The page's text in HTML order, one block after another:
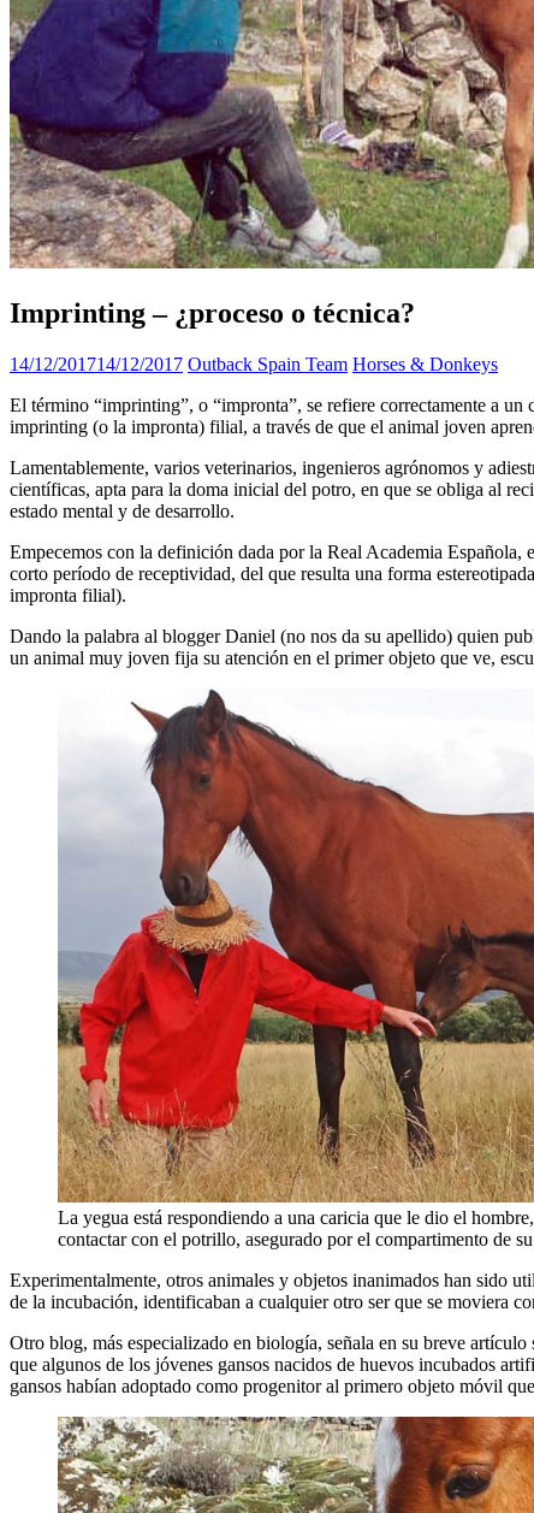
Imprinting – ¿proceso o técnica?
14/12/201714/12/2017 Outback Spain Team Horses & Donkeys
El término “imprinting”, o “impronta”, se refiere correctamente a
imprinting (o la impronta) filial, a través de que el animal joven
Lamentablemente, varios veterinarios, ingenieros agrónomos y
científicas, apta para la doma inicial del potro, en que se obliga al
estado mental y de desarrollo.
Empecemos con la definición dada por la Real Academia Española,
corto período de receptividad, del que resulta una forma
impronta filial).
Dando la palabra al blogger Daniel (no nos da su apellido) quien
un animal muy joven fija su atención en el primer objeto que ve,
La yegua está respondiendo a una caricia que le dio el
contactar con el potrillo, asegurado por el compartimento de
Experimentalmente, otros animales y objetos inanimados han sido
de la incubación, identificaban a cualquier otro ser que se moviera
Otro blog, más especializado en biología, señala en su breve artículo
que algunos de los jóvenes gansos nacidos de huevos incubados
gansos habían adoptado como progenitor al primero objeto móvil